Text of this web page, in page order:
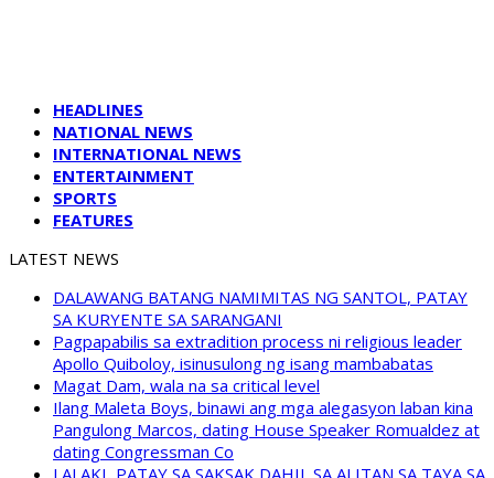
HEADLINES
NATIONAL NEWS
INTERNATIONAL NEWS
ENTERTAINMENT
SPORTS
FEATURES
LATEST NEWS
DALAWANG BATANG NAMIMITAS NG SANTOL, PATAY
SA KURYENTE SA SARANGANI
Pagpapabilis sa extradition process ni religious leader
Apollo Quiboloy, isinusulong ng isang mambabatas
Magat Dam, wala na sa critical level
Ilang Maleta Boys, binawi ang mga alegasyon laban kina
Pangulong Marcos, dating House Speaker Romualdez at
dating Congressman Co
LALAKI, PATAY SA SAKSAK DAHIL SA ALITAN SA TAYA SA